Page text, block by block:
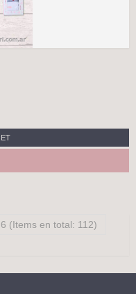
(Items en total: 112)